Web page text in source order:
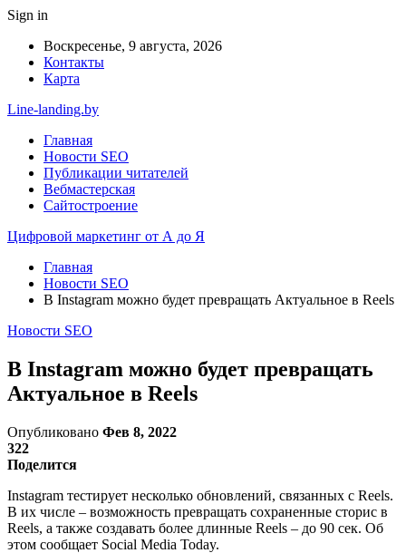
Sign in
Воскресенье, 9 августа, 2026
Контакты
Карта
Line-landing.by
Главная
Новости SEO
Публикации читателей
Вебмастерская
Сайтостроение
Цифровой маркетинг от А до Я
Главная
Новости SEO
В Instagram можно будет превращать Актуальное в Reels
Новости SEO
В Instagram можно будет превращать
Актуальное в Reels
Опубликовано Фев 8, 2022
322
Поделится
Instagram тестирует несколько обновлений, связанных с Reels.
В их числе – возможность превращать сохраненные сторис в
Reels, а также создавать более длинные Reels – до 90 сек. Об
этом сообщает Social Media Today.